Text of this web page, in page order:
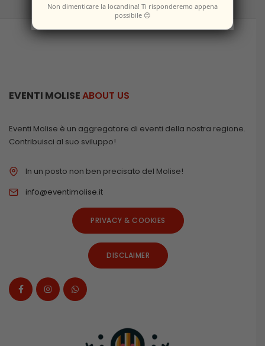
EVENTI MOLISEABOUT US
Eventi Molise è un aggregatore di eventi della nostra regione.
Contribuisci al suo sviluppo!
In un posto non ben precisato del Molise!
info@eventimolise.it
PRIVACY & COOKIES
DISCLAIMER
Non dimenticare la locandina! Ti risponderemo appena
possibile 😊